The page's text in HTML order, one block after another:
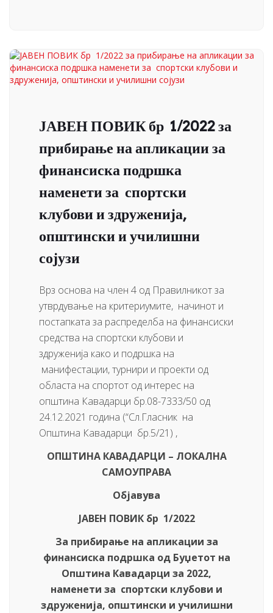
ЈАВЕН ПОВИК бр 1/2022 за
прибирање на апликации за
финансиска подршка
наменети за спортски
клубови и здруженија,
општински и училишни
сојузи
Врз основа на член 4 од Правилникот за
утврдување на критериумите, начинот и
постапката за распределба на финансиски
средства на спортски клубови и
здруженија како и подршка на
манифестации, турнири и проекти од
областа на спортот од интерес на
општина Кавадарци бр.08-7333/50 од
24.12.2021 година (“Сл.Гласник на
Општина Кавадарци бр.5/21) ,
ОПШТИНА КАВАДАРЦИ – ЛОКАЛНА
САМОУПРАВА
Објавува
ЈАВЕН ПОВИК бр 1/2022
За прибирање на апликации за
финансиска подршка од Буџетот на
Општина Кавадарци за 2022,
наменети за спортски клубови и
здруженија, општински и училишни